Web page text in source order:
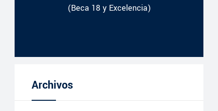
(Beca 18 y Excelencia)
Archivos